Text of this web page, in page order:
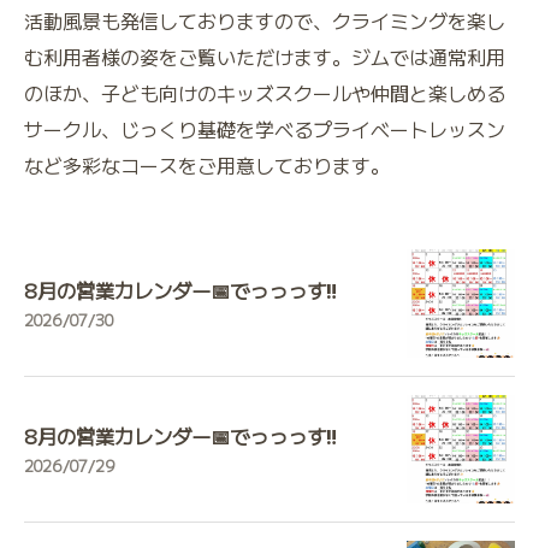
活動風景も発信しておりますので、クライミングを楽し
む利用者様の姿をご覧いただけます。ジムでは通常利用
のほか、子ども向けのキッズスクールや仲間と楽しめる
サークル、じっくり基礎を学べるプライベートレッスン
など多彩なコースをご用意しております。
8月の営業カレンダー📅でっっっす‼️
2026/07/30
8月の営業カレンダー📅でっっっす‼️
2026/07/29